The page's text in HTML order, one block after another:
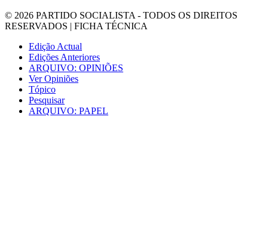
© 2026 PARTIDO SOCIALISTA - TODOS OS DIREITOS
RESERVADOS | FICHA TÉCNICA
Edição Actual
Edições Anteriores
ARQUIVO: OPINIÕES
Ver Opiniões
Tópico
Pesquisar
ARQUIVO: PAPEL